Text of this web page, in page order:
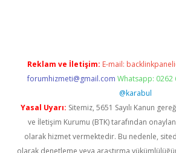
Reklam ve İletişim: E-mail:
forumhizmeti@gmail.com Whatsapp: 0262
@karabul
Yasal Uyarı: Sitemiz, 5651 Sayılı Kanun
ve İletişim Kurumu (BTK) tarafından
olarak hizmet vermektedir. Bu nedenle,
olarak denetleme veya araştırma